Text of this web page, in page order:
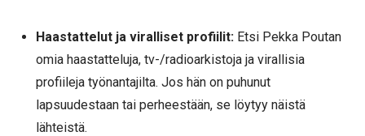
Haastattelut ja viralliset profiilit:Etsi Pekka Poutan
omia haastatteluja, tv-/radioarkistoja ja virallisia
profiileja työnantajilta. Jos hän on puhunut
lapsuudestaan tai perheestään, se löytyy näistä
lähteistä.